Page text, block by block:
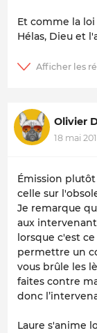
Et comme la
Hélas, Dieu et
Olivier
18 mai
Émission
celle sur
Je remarque
aux
lorsque c'est
permettre un
vous brûle les
faites contre
donc
Laure s'anime